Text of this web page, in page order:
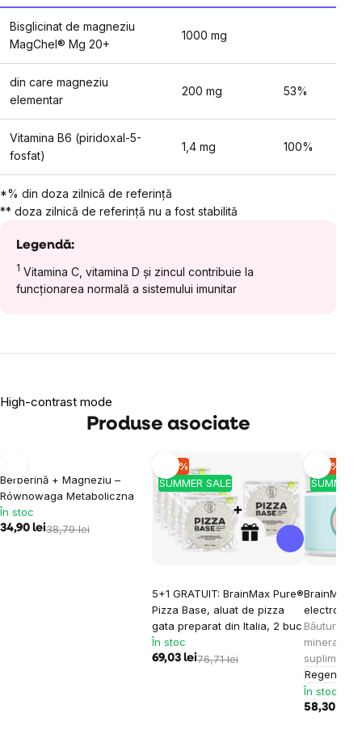
Bisglicinat de magneziu
MagChel® Mg 20+
1000 mg
din care magneziu
elementar
200 mg 53%
Vitamina B6 (piridoxal-5-
fosfat)
1,4 mg 100%
*% din doza zilnică de referință
** doza zilnică de referință nu a fost stabilită
Legendă:
1 Vitamina C, vitamina D și zincul contribuie la
funcționarea normală a sistemului imunitar
High-contrast mode
Produse asociate
SUMMER SALE
Berberină + Magneziu –
Równowaga Metaboliczna
În stoc
34,90 lei38,79 lei
SUMMER SALE
-10 %
5+1 GRATUIT: BrainMax Pure®
Pizza Base, aluat de pizza
gata preparat din Italia, 2 buc
În stoc
69,03 lei76,71 lei
SUMMER
-10 %
BrainMax
electroliți,
Băutură
minerale,
supliment
În stoc
58,30 lei